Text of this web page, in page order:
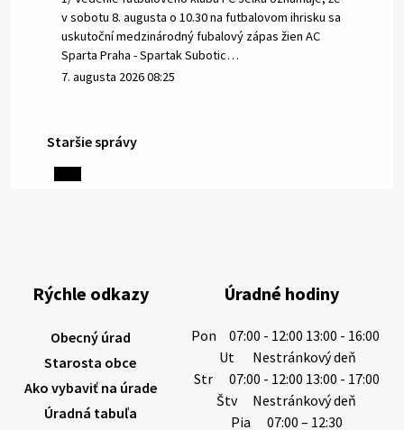
v sobotu 8. augusta o 10.30 na futbalovom ihrisku sa
uskutoční medzinárodný fubalový zápas žien AC
Sparta Praha - Spartak Subotic…
7. augusta 2026 08:25
6. augusta 2026 08:13
výdatnosti vodárenských zdrojov.
Západoslovenská vodárenská spoločnosť preto
6. augusta 2026 08:12
5. augusta 2026 13:10
Staršie správy
Rýchle odkazy
Obecný úrad
Starosta obce
Ako vybaviť na úrade
Úradná tabuľa
Úradné hodiny
Pon
07:00 - 12:00 13:00 - 16:00
Ut
Nestránkový deň
Str
07:00 - 12:00 13:00 - 17:00
Štv
Nestránkový deň
Pia
07:00 – 12:30